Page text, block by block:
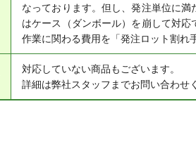
なっております。但し、発注単位に
はケース（ダンボール）を崩して対
作業に関わる費用を「発注ロット割れ
対応していない商品もございます。
詳細は弊社スタッフまでお問い合わせ